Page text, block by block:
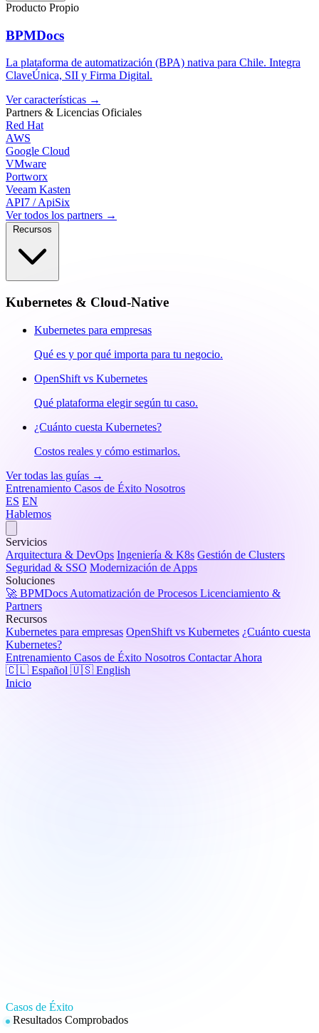
Producto Propio
BPMDocs
La plataforma de automatización (BPA) nativa para Chile. Integra
ClaveÚnica, SII y Firma Digital.
Ver características →
Partners & Licencias Oficiales
Red Hat
AWS
Google Cloud
VMware
Portworx
Veeam Kasten
API7 / ApiSix
Ver todos los partners →
Kubernetes & Cloud-Native
Kubernetes para empresas
Qué es y por qué importa para tu negocio.
OpenShift vs Kubernetes
Qué plataforma elegir según tu caso.
¿Cuánto cuesta Kubernetes?
Costos reales y cómo estimarlos.
Ver todas las guías →
Entrenamiento Casos de Éxito Nosotros
ES EN
Hablemos
Servicios
Arquitectura & DevOps Ingeniería & K8s Gestión de Clusters
Seguridad & SSO Modernización de Apps
Soluciones
🚀 BPMDocs Automatización de Procesos Licenciamiento &
Partners
Recursos
Kubernetes para empresas OpenShift vs Kubernetes ¿Cuánto cuesta
Kubernetes?
Entrenamiento Casos de Éxito Nosotros Contactar Ahora
🇨🇱 Español 🇺🇸 English
Inicio
Casos de Éxito
Resultados Comprobados